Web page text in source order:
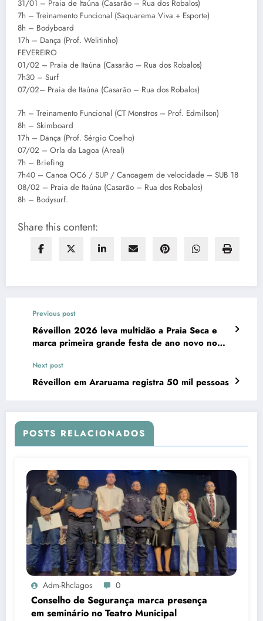
31/01 – Praia de Itaúna (Casarão – Rua dos Robalos)
7h – Treinamento Funcional (Saquarema Viva + Esporte)
8h – Bodyboard
17h – Dança (Prof. Welitinho)
FEVEREIRO
01/02 – Praia de Itaúna (Casarão – Rua dos Robalos)
7h30 – Surf
07/02– Praia de Itaúna (Casarão – Rua dos Robalos)
7h – Treinamento Funcional (CT Monstros – Prof. Edmilson)
8h – Skimboard
17h – Dança (Prof. Sérgio Coelho)
07/02 – Orla da Lagoa (Areal)
7h – Briefing
7h40 – Canoa OC6 / SUP / Canoagem de velocidade – SUB 18
08/02 – Praia de Itaúna (Casarão – Rua dos Robalos)
8h – Bodysurf.
Share this content:
Previous post
Réveillon 2026 leva multidão a Praia Seca e
marca primeira grande festa de ano novo no
Next post
Réveillon em Araruama registra 50 mil pessoas
POSTS RELACIONADOS
Adm-Rhclagos 0
Conselho de Segurança marca presença
em seminário no Teatro Municipal